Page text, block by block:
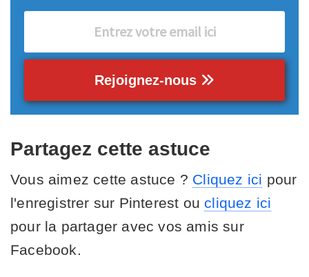
Rejoignez-nous
Partagez cette astuce
Vous aimez cette astuce ? Cliquez ici pour
l'enregistrer sur Pinterest ou cliquez ici
pour la partager avec vos amis sur
Facebook.